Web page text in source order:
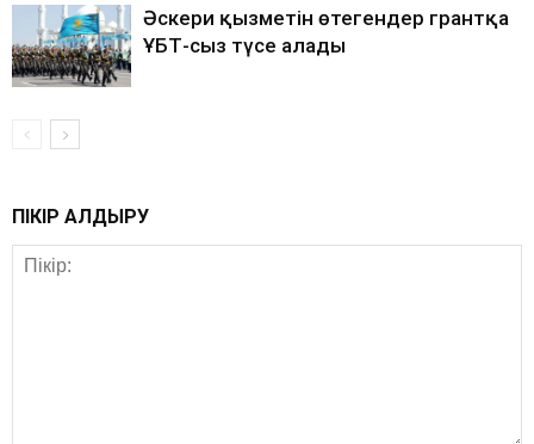
Әскери қызметін өтегендер грантқа
ҰБТ-сыз түсе алады
ПІКІР ҚАЛДЫРУ